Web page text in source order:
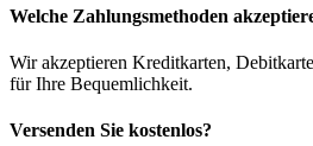
Welche Zahlungsmethoden
Wir akzeptieren Kreditkarten,
für Ihre Bequemlichkeit.
Versenden Sie kostenlos?